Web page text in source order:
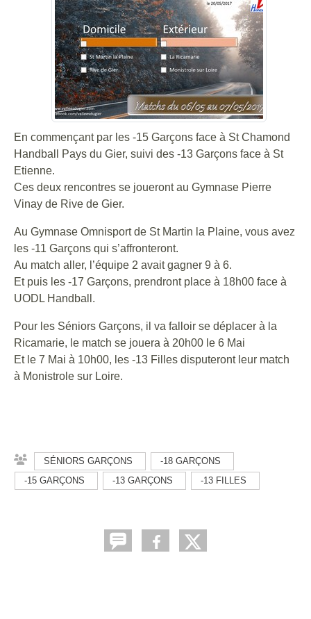
En commençant par les -15 Garçons face à St Chamond
Handball Pays du Gier, suivi des -13 Garçons face à St
Etienne.
Ces deux rencontres se joueront au Gymnase Pierre
Vinay de Rive de Gier.
Au Gymnase Omnisport de St Martin la Plaine, vous avez
les -11 Garçons qui s’affronteront.
Au match aller, l’équipe 2 avait gagner 9 à 6.
Et puis les -17 Garçons, prendront place à 18h00 face à
UODL Handball.
Pour les Séniors Garçons, il va falloir se déplacer à la
Ricamarie, le match se jouera à 20h00 le 6 Mai
Et le 7 Mai à 10h00, les -13 Filles disputeront leur match
à Monistrole sur Loire.
SÉNIORS GARÇONS
-18 GARÇONS
-15 GARÇONS
-13 GARÇONS -13 FILLES